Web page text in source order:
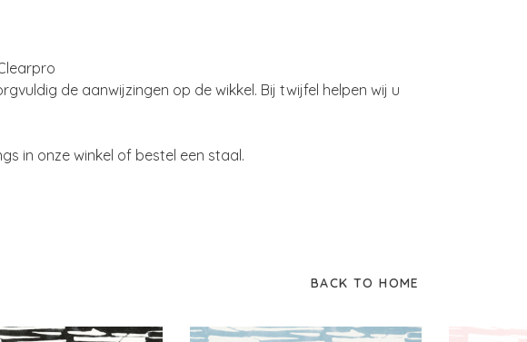
de aanwijzingen op de wikkel. Bij twijfel helpen wij u
in onze winkel of bestel een staal.
BACK TO HOME